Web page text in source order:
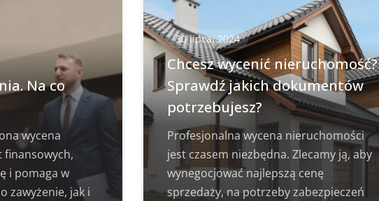
Na co
wycena
finansowych,
i pomaga w
zawyżenie, jak i
30 lipca, 2024
Chcesz wycenić nieruchomość?
Sprawdź jakich dokumentów
potrzebujesz?
Profesjonalna wycena nieruchomości
jest czasem niezbędna. Zlecamy ją, aby
wynegocjować najlepszą cenę
sprzedaży, na potrzeby zabezpieczeń